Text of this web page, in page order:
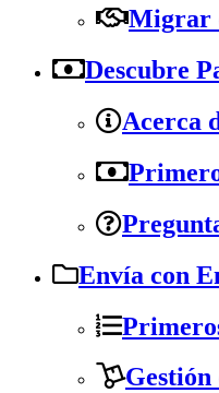
Migrar
Descubre
Acerca
Envía con
Gestión